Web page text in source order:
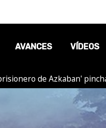
AVANCES VÍDEOS
de Azkaban'